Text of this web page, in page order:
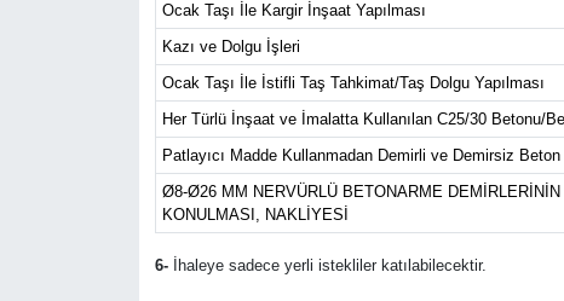
Ocak Taşı İle Kargir İnşaat Yapılması
Kazı ve Dolgu İşleri
Ocak Taşı İle İstifli Taş Tahkimat/Taş Dolgu Yapılması
Her Türlü İnşaat ve İmalatta Kullanılan C25/30 Betonu/
Patlayıcı Madde Kullanmadan Demirli ve Demirsiz Beton
Ø8-Ø26 MM NERVÜRLÜ BETONARME
KONULMASI, NAKLİYESİ
6-İhaleye sadece yerli istekliler katılabilecektir.